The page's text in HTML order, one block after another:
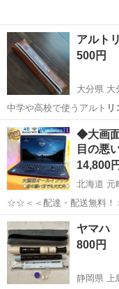
アルト
500円
大分県 大
中学や高校で使うアルト リ
大分 大分市 管楽
◆大画
目の悪
14,800円
北海道 元
☆☆＜＜配達・配送無料！
す また、札幌市内の方に限り BDレコーダー・PCの設置をお手伝いで
きます ※お問い合わせ時に必ず
サポート...
北海道 札幌市
ヤマハ
800円
静岡県 上